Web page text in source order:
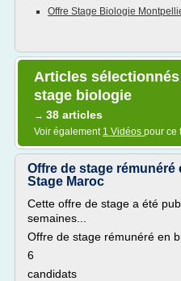
Offre Stage Biologie
Articles
stage biologie
→ 38 articles
Voir également 1 Vidéos pour ce
Offre de stage rémunéré
Stage Maroc
Cette offre de stage a été
semaines...
Offre de stage rémunéré en
6
candidats